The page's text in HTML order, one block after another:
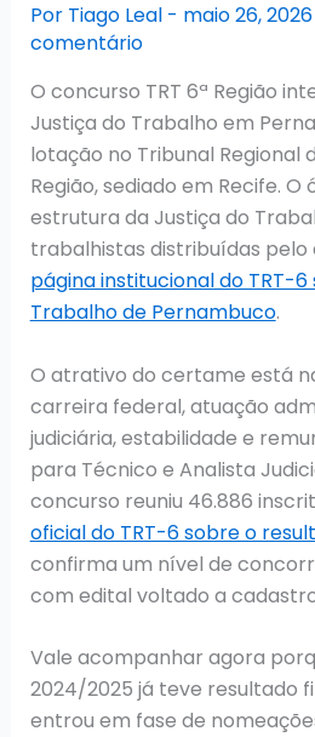
Por Tiago Leal - maio 26, 2026
comentário
O concurso TRT 6ª Região
Justiça do Trabalho em
lotação no Tribunal Regional
Região, sediado em Recife. O
estrutura da Justiça do
trabalhistas distribuídas pelo
página institucional do TRT-
Trabalho de Pernambuco.
O atrativo do certame está
carreira federal, atuação
judiciária, estabilidade e
para Técnico e Analista
concurso reuniu 46.886
oficial do TRT-6 sobre o
confirma um nível de
com edital voltado a
Vale acompanhar agora
2024/2025 já teve resultado
entrou em fase de